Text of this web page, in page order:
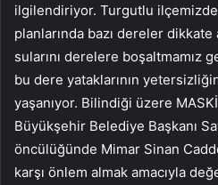
ilgilendiriyor. Turgutlu
planlarında bazı dereler dikkate
sularını derelere boşaltmamız
bu dere yataklarının
yaşanıyor. Bilindiği üzere
Büyükşehir Belediye Başkanı
öncülüğünde Mimar Sinan
karşı önlem almak amacıyla